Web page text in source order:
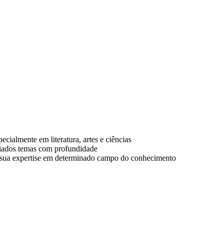
em literatura, artes e ciências
temas com profundidade
expertise em determinado campo do conhecimento